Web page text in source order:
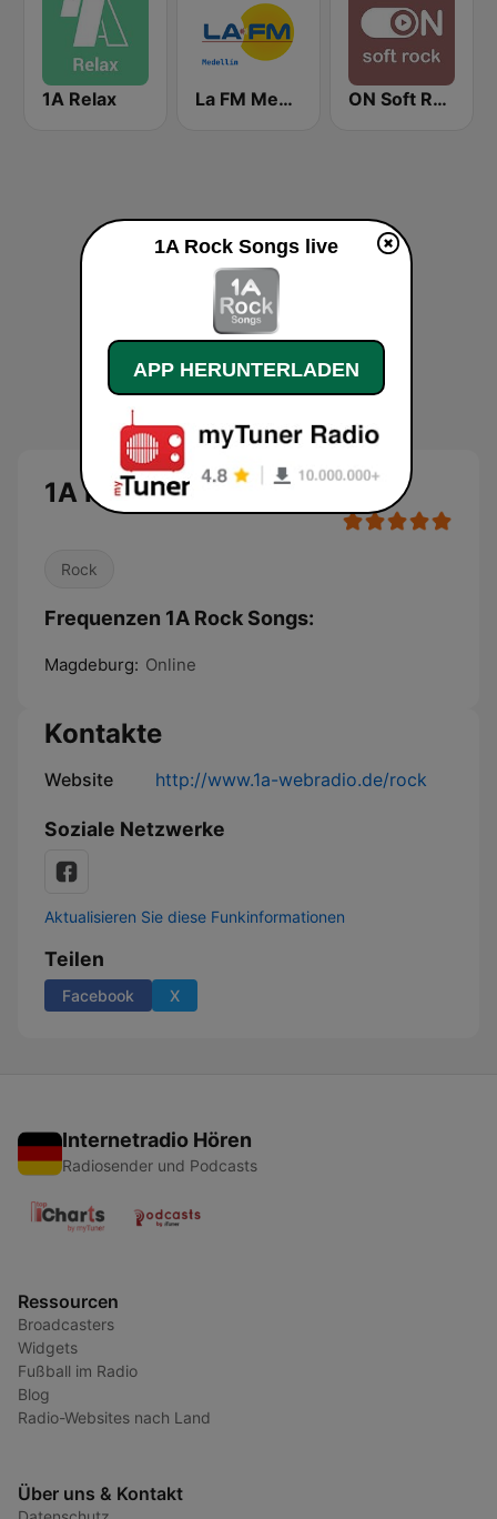
1A Relax La FM Medellín ON Soft Rock
1A Rock Songs Live
Rock
Frequenzen 1A Rock Songs:
Magdeburg: Online
Kontakte
Website http://www.1a-webradio.de/rock
Soziale Netzwerke
Aktualisieren Sie diese Funkinformationen
Teilen
Facebook X
Internetradio Hören
Radiosender und Podcasts
Ressourcen
Broadcasters
Widgets
Fußball im Radio
Blog
Radio-Websites nach Land
Über uns & Kontakt
1A Rock Songs live
APP HERUNTERLADEN